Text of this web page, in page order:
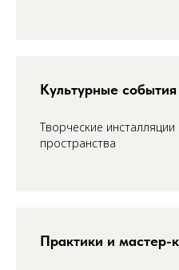
Культурные
Творческие
пространства
Практики и мастер-